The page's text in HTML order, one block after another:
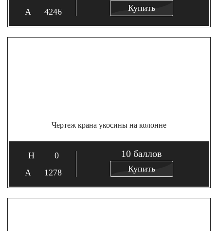
4246
Купить
Чертеж крана укосины на колонне
0
1278
10 баллов
Купить